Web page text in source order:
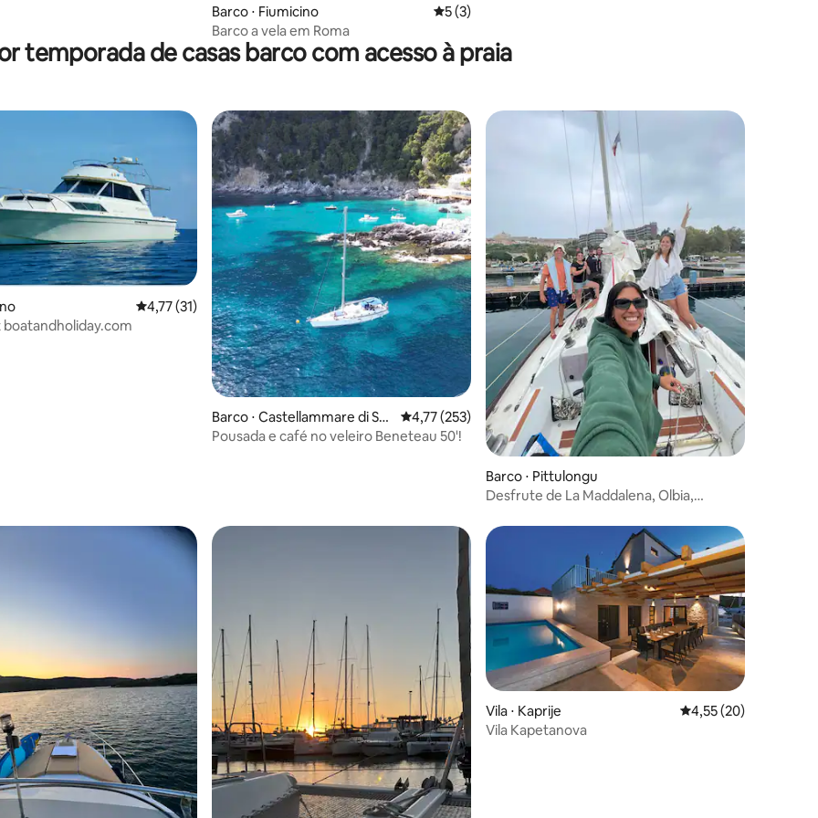
de 5, 56 avaliações Barco ⋅ Fiumicino 5 de uma avaliação média de 5, 3 avaliações
5 (3)
Barco a vela em Roma
temporada de casas barco com acesso à praia
de 5, 14 avaliações4,77 de uma avaliação média de 5, 31 avaliações
4,77 (31)
Bed&Boat boatandholiday.com
Barco ⋅ Castellammare di Sta
bia
4,77 de uma avaliação média de 5, 253 avaliações
4,77 (253)
Pousada e café no veleiro Beneteau 50'!
Barco ⋅ Pittulongu
Desfrute de La Maddalena, Olbia,
de 5, 12 avaliações
Vila ⋅ Kaprije 4,55 de uma
4,55 (20)
Vila Kapetanova